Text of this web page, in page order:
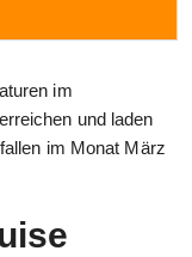
im
und laden
im Monat März